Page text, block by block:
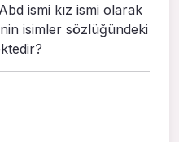
ismi kız ismi olarak
isimler sözlüğündeki